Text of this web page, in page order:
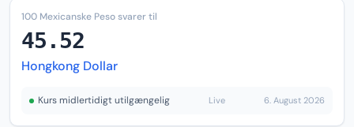
100 Mexicanske Peso svarer til
45.52
Hongkong Dollar
Kurs midlertidigt utilgængelig Live 6. August 2026